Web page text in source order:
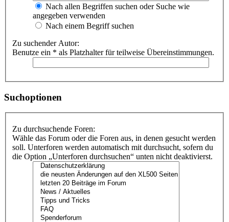
Nach allen Begriffen suchen oder Suche wie
angegeben verwenden
Nach einem Begriff suchen
Zu suchender Autor:
Benutze ein * als Platzhalter für teilweise Übereinstimmungen.
Suchoptionen
Zu durchsuchende Foren:
Wähle das Forum oder die Foren aus, in denen gesucht werden
soll. Unterforen werden automatisch mit durchsucht, sofern du
die Option „Unterforen durchsuchen“ unten nicht deaktivierst.